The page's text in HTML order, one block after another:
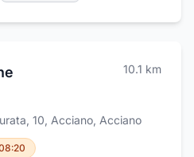
Telefono: 0862/930102.
10.1 km
10, Acciano, Acciano